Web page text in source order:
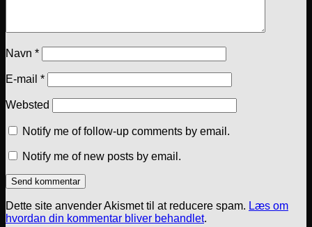
Navn *
E-mail *
Websted
Notify me of follow-up comments by email.
Notify me of new posts by email.
Dette site anvender Akismet til at reducere spam. Læs om
hvordan din kommentar bliver behandlet.